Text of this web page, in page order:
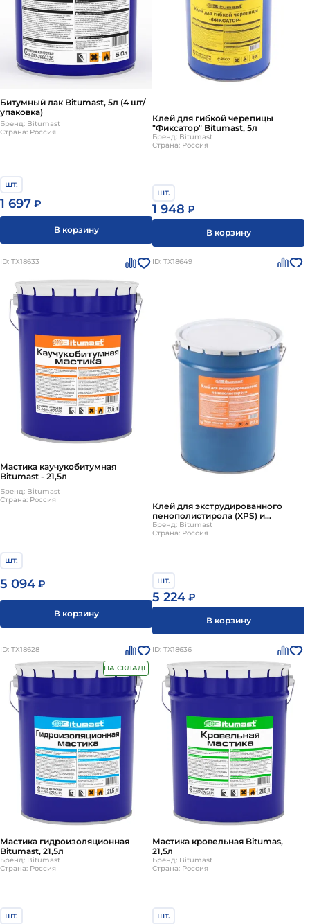
Битумный лак Bitumast, 5л (4 шт/
упаковка)
Бренд: Bitumast
Страна: Россия
шт.
1 697 ₽
В корзину
Клей для гибкой черепицы
"Фиксатор" Bitumast, 5л
Бренд: Bitumast
Страна: Россия
шт.
1 948 ₽
В корзину
ID: ТХ18633
Мастика каучукобитумная
Bitumast - 21,5л
Бренд: Bitumast
Страна: Россия
шт.
5 094 ₽
В корзину
ID: ТХ18649
Клей для экструдированного
пенополистирола (XPS) и
пенопласта Bitumast, 21,5л
Бренд: Bitumast
Страна: Россия
шт.
5 224 ₽
В корзину
ID: ТХ18628
НА СКЛАДЕ
Мастика гидроизоляционная
Bitumast, 21,5л
Бренд: Bitumast
Страна: Россия
шт.
ID: ТХ18636
Мастика кровельная Bitumas,
21,5л
Бренд: Bitumast
Страна: Россия
шт.